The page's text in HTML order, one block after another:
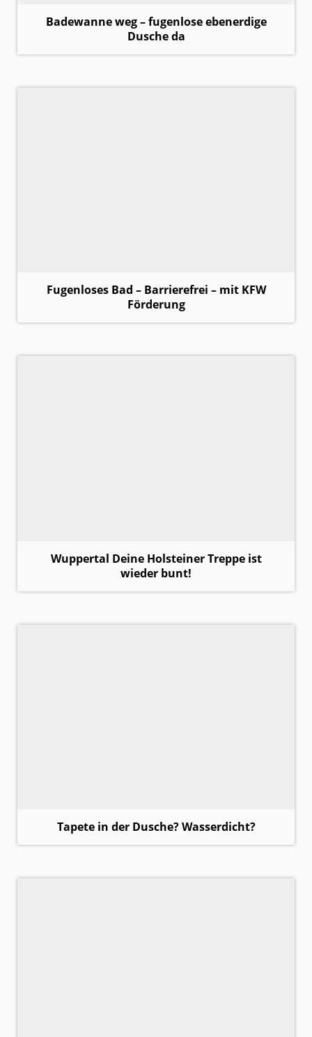
Badewanne weg – fugenlose ebenerdige
Dusche da
Fugenloses Bad – Barrierefrei – mit KFW
Förderung
Wuppertal Deine Holsteiner Treppe ist
wieder bunt!
Tapete in der Dusche? Wasserdicht?